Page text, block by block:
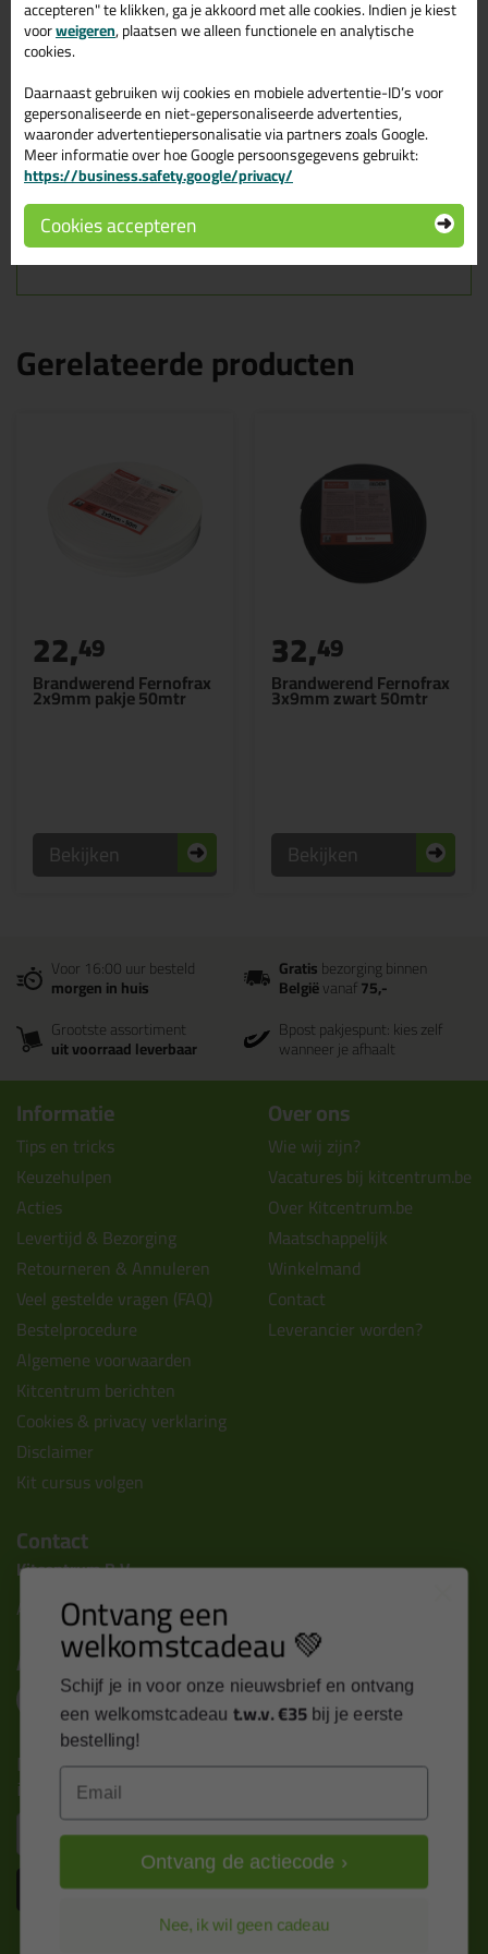
mens en het milieu. Fernofrax geeft bij hoge temperaturen geen
krimp en is temperatuurschok bestendig. Bij brand treden
evenmin giftige rookgassen op. Fernofrax voldoet aan EN13501-
1, klasse A2/s1, niet brandbare bouwstoffen.
Te verkrijgen in losse pakjes a 50 meter.
Eigenschappen Brandwerend
Fernofrax 20x5mm pakje 50mtr
Dikte
6mm
Gerelateerde producten
Brandwerend Fernofrax
2x9mm pakje 50mtr
22,49
Bekijken
Brandwerend Fernofrax
3x9mm zwart 50mtr
32,49
Bekijken
Voor 16:00 uur besteld
morgen in huis
Gratisbezorging binnen
Belgiëvanaf75,-
Grootste assortiment
uit voorraad leverbaar
Bpost pakjespunt: kies zelf
wanneer je afhaalt
Informatie
Tips en tricks
Keuzehulpen
Acties
Levertijd & Bezorging
Retourneren & Annuleren
Veel gestelde vragen (FAQ)
Bestelprocedure
Algemene voorwaarden
Kitcentrum berichten
Cookies & privacy verklaring
Disclaimer
Kit cursus volgen
Over ons
Wie wij zijn?
Vacatures bij kitcentrum.be
Over Kitcentrum.be
Maatschappelijk
Winkelmand
Contact
Leverancier worden?
Contact
Kitcentrum B.V.
Alle contactgegevens >
Altijd op de hoogte blijven?
Nieuws, tips en exclusieve deals rechtstreeks in je
inbox
Inschrijven
accepteren" te klikken, ga je akkoord met alle cookies. Indien je kiest
voorweigeren, plaatsen we alleen functionele en analytische
cookies.
Daarnaast gebruiken wij cookies en mobiele advertentie-ID’s voor
gepersonaliseerde en niet-gepersonaliseerde advertenties,
waaronder advertentiepersonalisatie via partners zoals Google.
Meer informatie over hoe Google persoonsgegevens gebruikt:
https://business.safety.google/privacy/
Cookies accepteren
Ontvang een
welkomstcadeau 💚
Schijf je in voor onze nieuwsbrief en ontvang
een welkomstcadeau t.w.v. €35 bij je eerste
bestelling!
Ontvang de actiecode ›
Nee, ik wil geen cadeau